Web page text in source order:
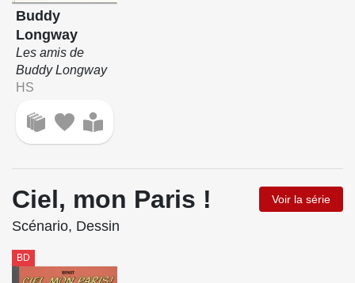
Buddy
Longway
Les amis de
Buddy Longway
HS
Ciel, mon Paris ! Voir la série
Scénario, Dessin
BD